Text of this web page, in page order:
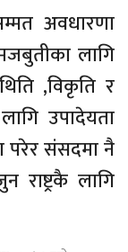
अवधारणा
लागि
,विकृति र
उपादेयता
परेर संसदमा नै
लागि